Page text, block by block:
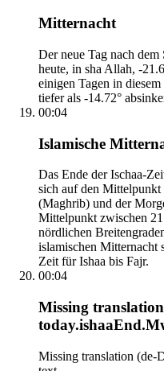
Mitternacht
Der neue Tag nach
heute, in sha Allah, -
einigen Tagen in
tiefer als -14.72°
00:04
Islamische
Das Ende der Ischaa-
sich auf den Mittelpunkt
(Maghrib) und der
Mittelpunkt zwischen
nördlichen
islamischen Mitternacht
Zeit für Ishaa bis Fajr.
00:04
Missing
Missing translation (de-